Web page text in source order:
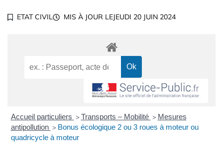
ETAT CIVIL MIS À JOUR LEJEUDI 20 JUIN 2024
Accueil particuliers > Transports – Mobilité > Mesures
antipollution > Bonus écologique 2 ou 3 roues à moteur ou
quadricycle à moteur